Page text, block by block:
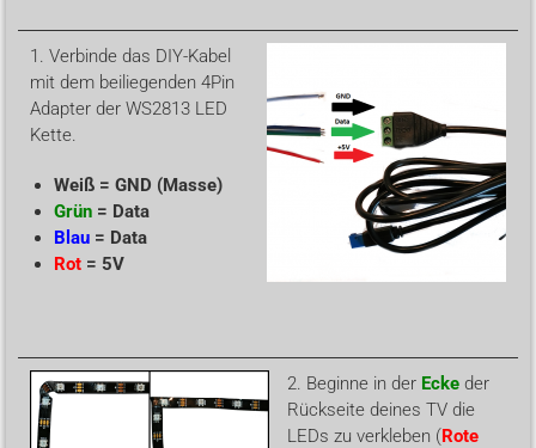
1. Verbinde das DIY-Kabel
mit dem beiliegenden 4Pin
Adapter der WS2813 LED
Kette.
Weiß = GND (Masse)
Grün = Data
Blau = Data
Rot = 5V
2. Beginne in der Ecke der
Rückseite deines TV die
LEDs zu verkleben (Rote